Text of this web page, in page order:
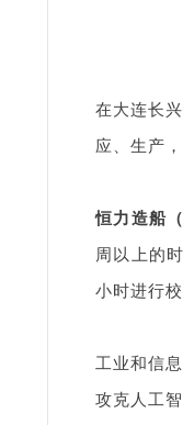
在大连长
应、生产
恒力造船
周以上的
小时进行
工业和信
攻克人工